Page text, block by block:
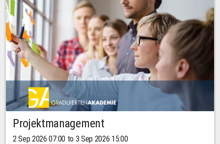
Projektmanagement
2 Sep 2026 07:00 to 3 Sep 2026 15:00